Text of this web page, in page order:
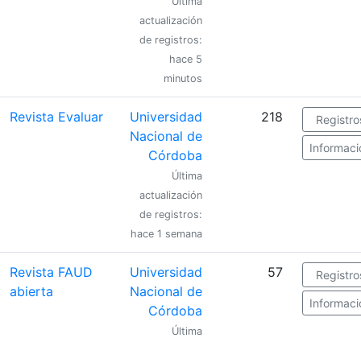
actualización
de registros:
hace 5
minutos
Revista Evaluar
Universidad
Nacional de
Córdoba
Última
actualización
de registros:
hace 1 semana
218
Revista FAUD
abierta
Universidad
Nacional de
Córdoba
Última
57